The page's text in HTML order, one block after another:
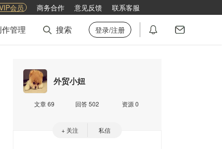
会员 商务合作 意见反馈 联系客服
管理 搜索 登录/注册
外贸小妞
文章 69 回答 502 资源 0
+ 关注 私信